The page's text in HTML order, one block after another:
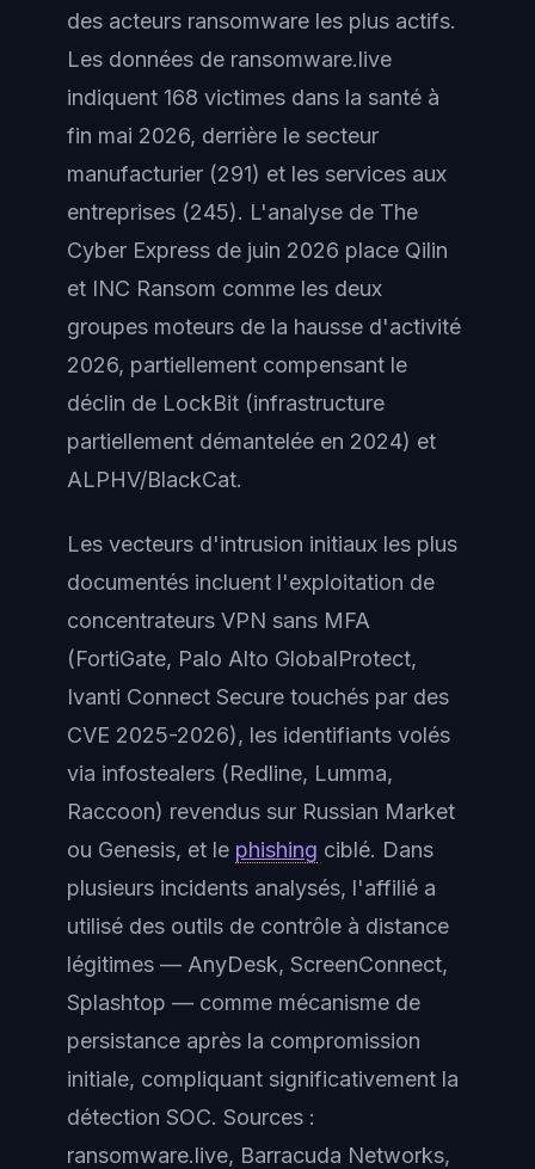
des acteurs ransomware les plus actifs.
Les données de ransomware.live
indiquent 168 victimes dans la santé à
fin mai 2026, derrière le secteur
manufacturier (291) et les services aux
entreprises (245). L'analyse de The
Cyber Express de juin 2026 place Qilin
et INC Ransom comme les deux
groupes moteurs de la hausse d'activité
2026, partiellement compensant le
déclin de LockBit (infrastructure
partiellement démantelée en 2024) et
ALPHV/BlackCat.
Les vecteurs d'intrusion initiaux les plus
documentés incluent l'exploitation de
concentrateurs VPN sans MFA
(FortiGate, Palo Alto GlobalProtect,
Ivanti Connect Secure touchés par des
CVE 2025-2026), les identifiants volés
via infostealers (Redline, Lumma,
Raccoon) revendus sur Russian Market
ou Genesis, et le phishing ciblé. Dans
plusieurs incidents analysés, l'affilié a
utilisé des outils de contrôle à distance
légitimes — AnyDesk, ScreenConnect,
Splashtop — comme mécanisme de
persistance après la compromission
initiale, compliquant significativement la
détection SOC. Sources :
ransomware.live, Barracuda Networks,